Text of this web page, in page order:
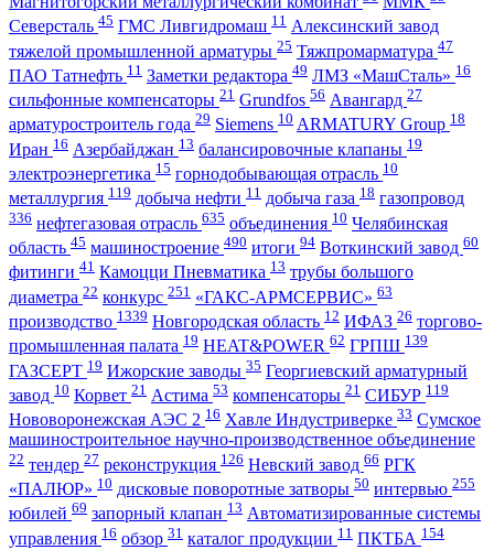
Северсталь 45 ГМС Ливгидромаш 11 Алексинский завод
тяжелой промышленной арматуры 25 Тяжпромарматура 47
ПАО Татнефть 11 Заметки редактора 49 ЛМЗ «МашСталь» 16
сильфонные компенсаторы 21 Grundfos 56 Авангард 27
арматуростроитель года 29 Siemens 10 ARMATURY Group 18
Иран 16 Азербайджан 13 балансировочные клапаны 19
электроэнергетика 15 горнодобывающая отрасль 10
металлургия 119 добыча нефти 11 добыча газа 18 газопровод
336 нефтегазовая отрасль 635 объединения 10 Челябинская
область 45 машиностроение 490 итоги 94 Воткинский завод 60
фитинги 41 Камоцци Пневматика 13 трубы большого
диаметра 22 конкурс 251 «ГАКС-АРМСЕРВИС» 63
производство 1339 Новгородская область 12 ИФАЗ 26 торгово-
промышленная палата 19 HEAT&POWER 62 ГРПШ 139
ГАЗСЕРТ 19 Ижорские заводы 35 Георгиевский арматурный
завод 10 Корвет 21 Астима 53 компенсаторы 21 СИБУР 119
Нововоронежская АЭС 2 16 Хавле Индустриверке 33 Сумское
машиностроительное научно-производственное объединение
22 тендер 27 реконструкция 126 Невский завод 66 РГК
«ПАЛЮР» 10 дисковые поворотные затворы 50 интервью 255
юбилей 69 запорный клапан 13 Автоматизированные системы
управления 16 обзор 31 каталог продукции 11 ПКТБА 154